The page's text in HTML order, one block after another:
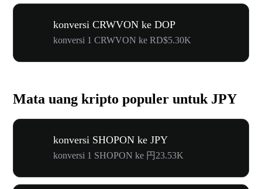
konversi CRWVON ke DOP
konversi 1 CRWVON ke RD$5.30K
Mata uang kripto populer untuk JPY
konversi SHOPON ke JPY
konversi 1 SHOPON ke 円23.53K